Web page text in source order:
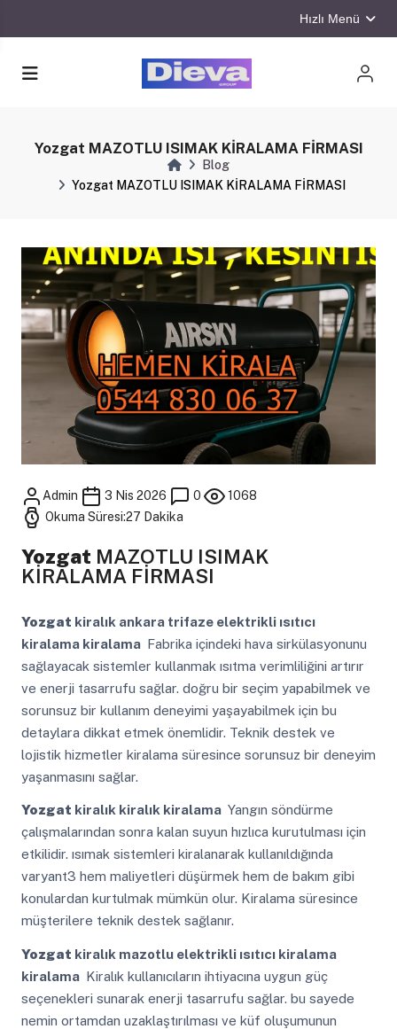
Hızlı Menü
Yozgat MAZOTLU ISIMAK KİRALAMA FİRMASI
Blog
Yozgat MAZOTLU ISIMAK KİRALAMA FİRMASI
Admin 3 Nis 2026 0
1068
Okuma Süresi:27 Dakika
Yozgat MAZOTLU ISIMAK
KİRALAMA FİRMASI
Yozgat kiralık ankara trifaze elektrikli ısıtıcı
kiralama kiralama Fabrika içindeki hava sirkülasyonunu
sağlayacak sistemler kullanmak ısıtma verimliliğini artırır
ve enerji tasarrufu sağlar. doğru bir seçim yapabilmek ve
sorunsuz bir kullanım deneyimi yaşayabilmek için bu
detaylara dikkat etmek önemlidir. Teknik destek ve
lojistik hizmetler kiralama süresince sorunsuz bir deneyim
yaşanmasını sağlar.
Yozgat kiralık kiralık kiralama Yangın söndürme
çalışmalarından sonra kalan suyun hızlıca kurutulması için
etkilidir. ısımak sistemleri kiralanarak kullanıldığında
varyant3 hem maliyetleri düşürmek hem de bakım gibi
konulardan kurtulmak mümkün olur. Kiralama süresince
müşterilere teknik destek sağlanır.
Yozgat kiralık mazotlu elektrikli ısıtıcı kiralama
kiralama Kiralık kullanıcıların ihtiyacına uygun güç
seçenekleri sunarak enerji tasarrufu sağlar. bu sayede
nemin ortamdan uzaklaştırılması ve küf oluşumunun